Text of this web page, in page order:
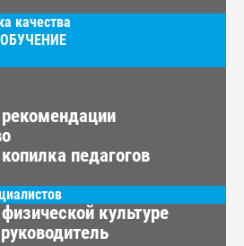
качества
педагогов
культуре